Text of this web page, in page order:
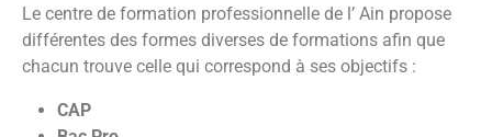
Le centre de formation professionnelle de l’ Ain propose
différentes des formes diverses de formations afin que
chacun trouve celle qui correspond à ses objectifs :
CAP